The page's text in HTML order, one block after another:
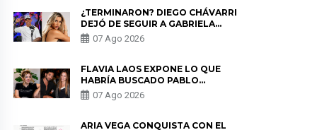
¿TERMINARON? DIEGO CHÁVARRI
DEJÓ DE SEGUIR A GABRIELA
HERRERA Y ANUNCIA SU SALIDA
DE PÓDCAST
07 Ago 2026
FLAVIA LAOS EXPONE LO QUE
HABRÍA BUSCADO PABLO
HEREDIA CON ALE FULLER: “UNA
DE LAS PARTES QUERÍA EL
07 Ago 2026
ARIA VEGA CONQUISTA CON EL